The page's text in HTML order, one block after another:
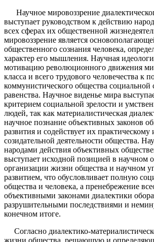
Научное мировоззрение
выступает руководством к действию
всех сферах их общественной
мировоззрение является
общественного сознания человека,
характер его мышления. Научная
мотивацию революционного движения
класса и всего трудового человечества к
коммунистического общества социальной
равенства. Научное виденье мира
критерием социальной зрелости и
людей, так как материалистическая
научное познание объективных законов
развития и содействует их
созидательной деятельности общества.
народами действия объективных
выступает исходной позицией в научном
организации жизни общества и научном
развитием, что обусловливает полную
общества и человека, а пренебрежение
объективными законами диалектики
разрушительными последствиями и
конечном итоге.
Согласно диалектико-
жизни общества, решающую и